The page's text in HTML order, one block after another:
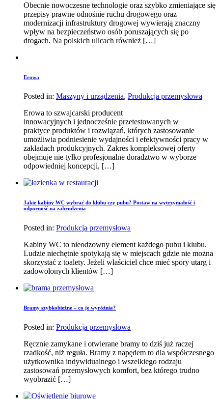
Obecnie nowoczesne technologie oraz szybko zmieniające się
przepisy prawne odnośnie ruchu drogowego oraz
modernizacji infrastruktury drogowej wywierają znaczny
wpływ na bezpieczeństwo osób poruszających się po
drogach. Na polskich ulicach również […]
Erowa
Posted in: Maszyny i urządzenia, Produkcja przemysłowa
Erowa to szwajcarski producent
innowacyjnych i jednocześnie przetestowanych w
praktyce produktów i rozwiązań, których zastosowanie
umożliwia podniesienie wydajności i efektywności pracy w
zakładach produkcyjnych. Zakres kompleksowej oferty
obejmuje nie tylko profesjonalne doradztwo w wyborze
odpowiedniej koncepcji, […]
Jakie kabiny WC wybrać do klubu czy pubu? Postaw na wytrzymałość i
odporność na zabrudzenia
Posted in: Produkcja przemysłowa
Kabiny WC to nieodzowny element każdego pubu i klubu.
Ludzie niechętnie spotykają się w miejscach gdzie nie można
skorzystać z toalety. Jeżeli właściciel chce mieć spory utarg i
zadowolonych klientów […]
Bramy szybkobieżne – co je wyróżnia?
Posted in: Produkcja przemysłowa
Ręcznie zamykane i otwierane bramy to dziś już raczej
rzadkość, niż reguła. Bramy z napędem to dla współczesnego
użytkownika indywidualnego i wszelkiego rodzaju
zastosowań przemysłowych komfort, bez którego trudno
wyobrazić […]